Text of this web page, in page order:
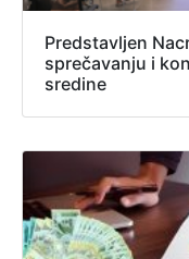
Predstavljen
sprečavanju i
sredine